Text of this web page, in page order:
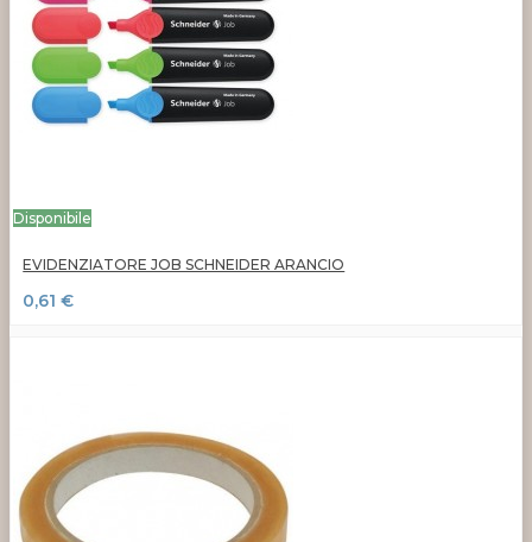
Disponibile
EVIDENZIATORE JOB SCHNEIDER ARANCIO
0,61 €